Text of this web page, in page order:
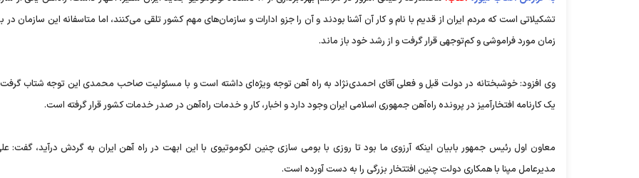
تشکیلاتی است که مردم ایران از قدیم با نام و کار آن آشنا بودند و آن را جزو ادارات و سازمان‌های مهم کشور تلقی می‌کنند، اما متاسفانه این سازمان
زمان مورد فراموشی و کم‌توجهی قرار گرفت و از رشد خود باز ماند.
وی افزود: خوشبختانه در دولت قبل و فعلی آقای احمدی‌نژاد به راه آهن توجه ویژه‌ای داشته است و با مسئولیت صاحب‌ محمدی این توجه شتاب گرفت
یک کارنامه افتخارآمیز در پرونده راه‌آهن جمهوری اسلامی ایران وجود دارد و اخبار، کار و خدمات راه‌آهن در صدر خدمات کشور قرار گرفته است.
معاون اول رئیس جمهور بابیان اینکه آرزوی ما بود تا روزی با بومی سازی چنین لکوموتیوی با این ابهت در راه آهن ایران به گردش درآید، گفت:
مدیرعامل مپنا با همکاری دولت چنین افتتخار بزرگی را به دست آورده است.